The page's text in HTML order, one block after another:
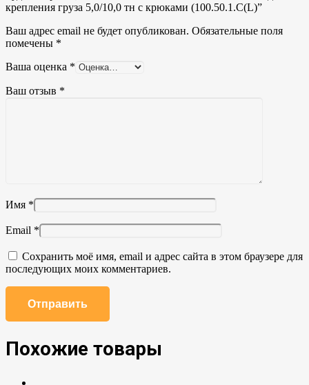
крепления груза 5,0/10,0 тн с крюками (100.50.1.С(L)”
Ваш адрес email не будет опубликован. Обязательные поля
помечены *
Ваша оценка *
Ваш отзыв *
Имя *
Email *
Сохранить моё имя, email и адрес сайта в этом браузере для
последующих моих комментариев.
Похожие товары